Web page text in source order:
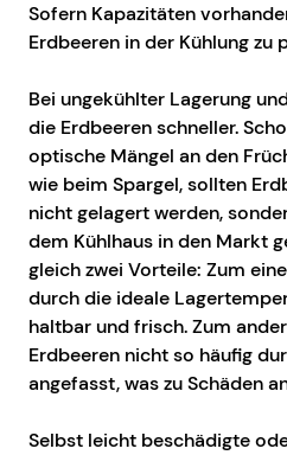
Sofern Kapazitäten
Erdbeeren in der Kühlung zu
Bei ungekühlter Lagerung
die Erdbeeren schneller.
optische Mängel an den
wie beim Spargel, sollten
nicht gelagert werden,
dem Kühlhaus in den Markt
gleich zwei Vorteile: Zum
durch die ideale
haltbar und frisch. Zum
Erdbeeren nicht so häufig
angefasst, was zu Schäden
Selbst leicht beschädigte